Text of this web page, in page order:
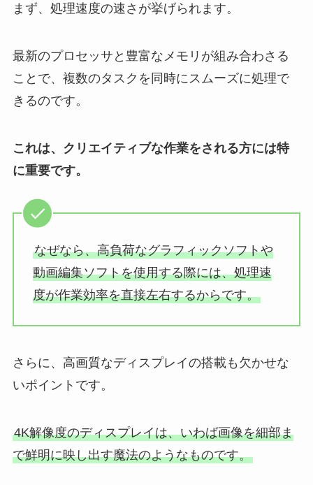
まず、処理速度の速さが挙げられます。
最新のプロセッサと豊富なメモリが組み合わさる
ことで、複数のタスクを同時にスムーズに処理で
きるのです。
これは、クリエイティブな作業をされる方には特
に重要です。
なぜなら、高負荷なグラフィックソフトや
動画編集ソフトを使用する際には、処理速
度が作業効率を直接左右するからです。
さらに、高画質なディスプレイの搭載も欠かせな
いポイントです。
4K解像度のディスプレイは、いわば画像を細部ま
で鮮明に映し出す魔法のようなものです。